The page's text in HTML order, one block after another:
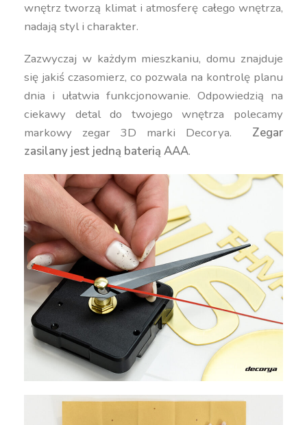
wnętrz tworzą klimat i atmosferę całego wnętrza,
nadają styl i charakter.
Zazwyczaj w każdym mieszkaniu, domu znajduje
się jakiś czasomierz, co pozwala na kontrolę planu
dnia i ułatwia funkcjonowanie. Odpowiedzią na
ciekawy detal do twojego wnętrza polecamy
markowy zegar 3D marki Decorya. Zegar
zasilany jest jedną baterią AAA.